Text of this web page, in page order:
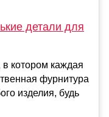
детали для
котором каждая
фурнитура
изделия, будь